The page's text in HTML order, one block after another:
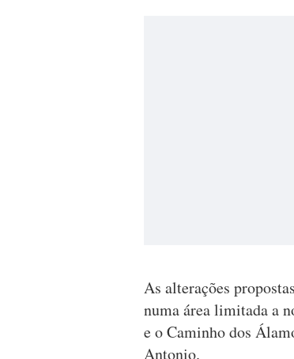
As alterações
numa área limitada a
e o Caminho dos
Antonio.